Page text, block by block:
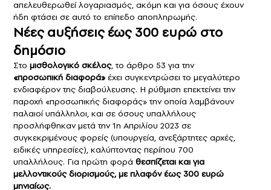
απελευθερωθεί λογαριασμός, ακόμη και για όσους έχουν
ήδη φτάσει σε αυτό το επίπεδο αποπληρωμής.
Νέες αυξήσεις έως 300 ευρώ στο
δημόσιο
Στο μισθολογικό σκέλος, το άρθρο 53 για την
«προσωπική διαφορά» έχει συγκεντρώσει το μεγαλύτερο
ενδιαφέρον της διαβούλευσης. Η ρύθμιση επεκτείνει την
παροχή «προσωπικής διαφοράς» την οποία λαμβάνουν
παλαιοί υπάλληλοι, και σε όσους υπαλλήλους
προσλήφθηκαν μετά την 1η Απριλίου 2023 σε
συγκεκριμένους φορείς (υπουργεία, ανεξάρτητες αρχές,
ειδικές υπηρεσίες), καλύπτοντας περίπου 700
υπαλλήλους. Για πρώτη φορά θεσπίζεται και για
μελλοντικούς διορισμούς, με πλαφόν έως 300 ευρώ
μηνιαίως.